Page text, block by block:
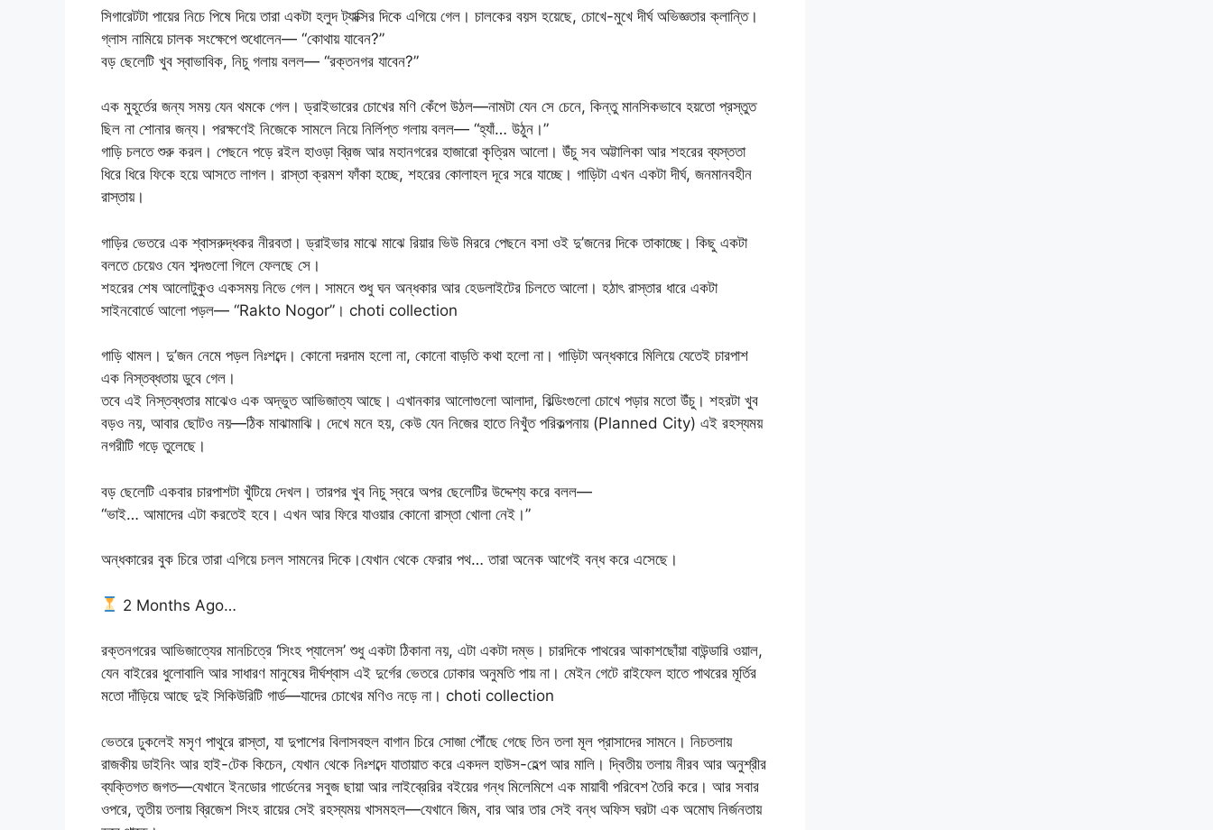
সিগারেটটা পায়ের নিচে পিষে দিয়ে তারা একটা হলুদ ট্যাক্সির দিকে এগিয়ে গেল। চালকের বয়স হয়েছে, চোখে-মুখে দীর্ঘ অভিজ্ঞতার ক্লান্তি।
গ্লাস নামিয়ে চালক সংক্ষেপে শুধোলেন— “কোথায় যাবেন?”
বড় ছেলেটি খুব স্বাভাবিক, নিচু গলায় বলল— “রক্তনগর যাবেন?”
এক মুহূর্তের জন্য সময় যেন থমকে গেল। ড্রাইভারের চোখের মণি কেঁপে উঠল—নামটা যেন সে চেনে, কিন্তু মানসিকভাবে হয়তো প্রস্তুত
ছিল না শোনার জন্য। পরক্ষণেই নিজেকে সামলে নিয়ে নির্লিপ্ত গলায় বলল— “হ্যাঁ… উঠুন।”
গাড়ি চলতে শুরু করল। পেছনে পড়ে রইল হাওড়া ব্রিজ আর মহানগরের হাজারো কৃত্রিম আলো। উঁচু সব অট্টালিকা আর শহরের ব্যস্ততা
ধিরে ধিরে ফিকে হয়ে আসতে লাগল। রাস্তা ক্রমশ ফাঁকা হচ্ছে, শহরের কোলাহল দূরে সরে যাচ্ছে। গাড়িটা এখন একটা দীর্ঘ, জনমানবহীন
রাস্তায়।
গাড়ির ভেতরে এক শ্বাসরুদ্ধকর নীরবতা। ড্রাইভার মাঝে মাঝে রিয়ার ভিউ মিররে পেছনে বসা ওই দু’জনের দিকে তাকাচ্ছে। কিছু একটা
বলতে চেয়েও যেন শব্দগুলো গিলে ফেলছে সে।
শহরের শেষ আলোটুকুও একসময় নিভে গেল। সামনে শুধু ঘন অন্ধকার আর হেডলাইটের চিলতে আলো। হঠাৎ রাস্তার ধারে একটা
সাইনবোর্ডে আলো পড়ল— “Rakto Nogor”। choti collection
গাড়ি থামল। দু’জন নেমে পড়ল নিঃশব্দে। কোনো দরদাম হলো না, কোনো বাড়তি কথা হলো না। গাড়িটা অন্ধকারে মিলিয়ে যেতেই চারপাশ
এক নিস্তব্ধতায় ডুবে গেল।
তবে এই নিস্তব্ধতার মাঝেও এক অদ্ভুত আভিজাত্য আছে। এখানকার আলোগুলো আলাদা, বিল্ডিংগুলো চোখে পড়ার মতো উঁচু। শহরটা খুব
বড়ও নয়, আবার ছোটও নয়—ঠিক মাঝামাঝি। দেখে মনে হয়, কেউ যেন নিজের হাতে নিখুঁত পরিকল্পনায় (Planned City) এই রহস্যময়
নগরীটি গড়ে তুলেছে।
বড় ছেলেটি একবার চারপাশটা খুঁটিয়ে দেখল। তারপর খুব নিচু স্বরে অপর ছেলেটির উদ্দেশ্য করে বলল—
“ভাই… আমাদের এটা করতেই হবে। এখন আর ফিরে যাওয়ার কোনো রাস্তা খোলা নেই।”
অন্ধকারের বুক চিরে তারা এগিয়ে চলল সামনের দিকে।যেখান থেকে ফেরার পথ… তারা অনেক আগেই বন্ধ করে এসেছে।
2 Months Ago…
রক্তনগরের আভিজাত্যের মানচিত্রে ‘সিংহ প্যালেস’ শুধু একটা ঠিকানা নয়, এটা একটা দম্ভ। চারদিকে পাথরের আকাশছোঁয়া বাউন্ডারি ওয়াল,
যেন বাইরের ধুলোবালি আর সাধারণ মানুষের দীর্ঘশ্বাস এই দুর্গের ভেতরে ঢোকার অনুমতি পায় না। মেইন গেটে রাইফেল হাতে পাথরের মূর্তির
মতো দাঁড়িয়ে আছে দুই সিকিউরিটি গার্ড—যাদের চোখের মণিও নড়ে না। choti collection
ভেতরে ঢুকলেই মসৃণ পাথুরে রাস্তা, যা দুপাশের বিলাসবহুল বাগান চিরে সোজা পৌঁছে গেছে তিন তলা মূল প্রাসাদের সামনে। নিচতলায়
রাজকীয় ডাইনিং আর হাই-টেক কিচেন, যেখান থেকে নিঃশব্দে যাতায়াত করে একদল হাউস-হেল্প আর মালি। দ্বিতীয় তলায় নীরব আর অনুশ্রীর
ব্যক্তিগত জগত—যেখানে ইনডোর গার্ডেনের সবুজ ছায়া আর লাইব্রেরির বইয়ের গন্ধ মিলেমিশে এক মায়াবী পরিবেশ তৈরি করে। আর সবার
ওপরে, তৃতীয় তলায় ব্রিজেশ সিংহ রায়ের সেই রহস্যময় খাসমহল—যেখানে জিম, বার আর তার সেই বন্ধ অফিস ঘরটা এক অমোঘ নির্জনতায়